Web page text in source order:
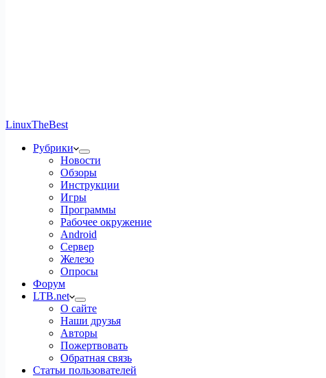
LinuxTheBest
Рубрики
Новости
Обзоры
Инструкции
Игры
Программы
Рабочее окружение
Android
Сервер
Железо
Опросы
Форум
LTB.net
О сайте
Наши друзья
Авторы
Пожертвовать
Обратная связь
Статьи пользователей